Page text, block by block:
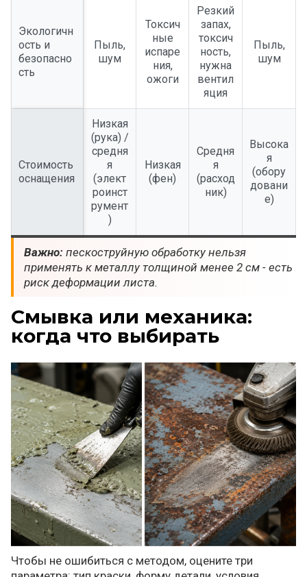
Экологичн
ость и
безопасно
сть
Пыль,
шум
Токсич
ные
испаре
ния,
ожоги
Резкий
запах,
токсич
ность,
нужна
вентил
яция
Пыль,
шум
Стоимость
оснащения
Низкая
(рука) /
средня
я
(элект
роинст
румент
)
Низкая
(фен)
Средня
я
(расход
ник)
Высока
я
(обору
довани
е)
Важно: пескоструйную обработку нельзя
применять к металлу толщиной менее 2 см - есть
риск деформации листа.
Смывка или механика:
когда что выбирать
Чтобы не ошибиться с методом, оцените три